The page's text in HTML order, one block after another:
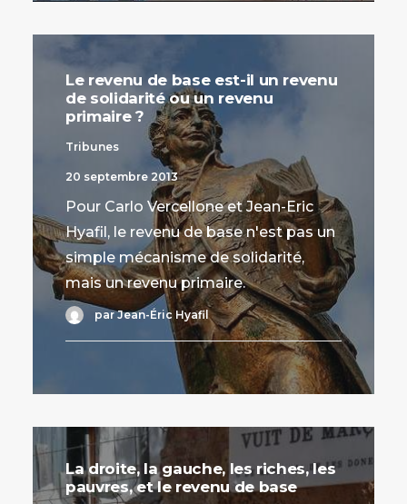
Le revenu de base est-il un revenu
de solidarité ou un revenu
primaire ?
Tribunes
20 septembre 2013
Pour Carlo Vercellone et Jean-Eric
Hyafil, le revenu de base n'est pas un
simple mécanisme de solidarité,
mais un revenu primaire.
par Jean-Éric Hyafil
La droite, la gauche, les riches, les
pauvres, et le revenu de base